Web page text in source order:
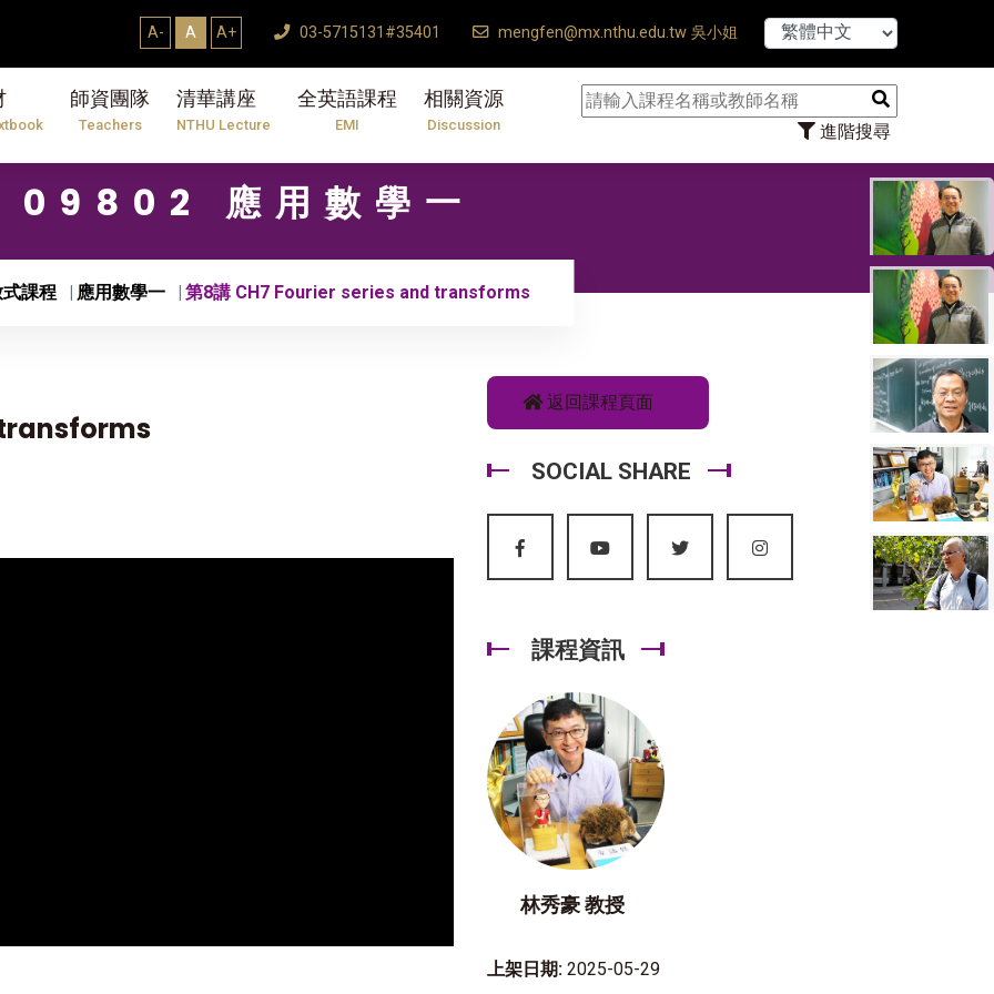
A- A A+ 03-5715131#35401 mengfen@mx.nthu.edu.tw 吳小姐
師資團隊
Teachers
清華講座
NTHU Lecture
全英語課程
EMI
相關資源
Discussion 進階搜尋
】114學年度第2學期研究生論文口試結束Thesis Defense Ends ♠
09802 應用數學一
課程 應用數學一 第8講 CH7 Fourier series and transforms
transforms
返回課程頁面
SOCIAL SHARE
課程資訊
林秀豪 教授
上架日期: 2025-05-29